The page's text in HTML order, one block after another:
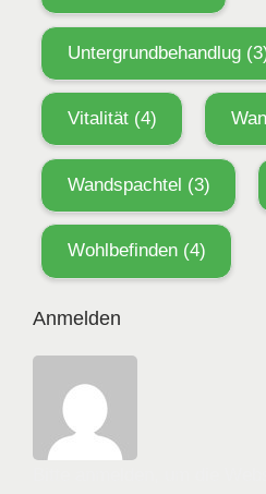
Untergrundbehandlug
Vitalität(4)
Wandspachtel (3)
Wohlbefinden(4)
Anmelden